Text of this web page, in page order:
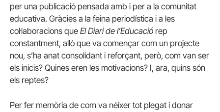
per una publicació pensada amb i per a la comunitat
educativa. Gràcies a la feina periodística i a les
col·laboracions que El Diari de l’Educació rep
constantment, allò que va començar com un projecte
nou, s’ha anat consolidant i reforçant, però, com van ser
els inicis? Quines eren les motivacions? I, ara, quins són
els reptes?
Per fer memòria de com va néixer tot plegat i donar